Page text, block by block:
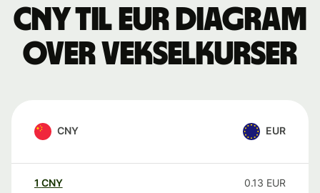
CNY til EUR Diagram
over vekselkurser
CNY EUR
1 CNY 0.13 EUR